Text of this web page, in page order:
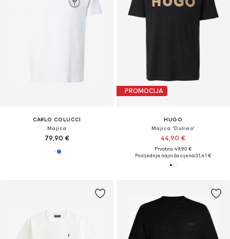
CARLO COLUCCI
Majica
79,90 €
PROMOCIJA
HUGO
Majica 'Dulivio'
44,90 €
Prvotno: 49,90 €
Posljednja najniža cijena:31,41 €